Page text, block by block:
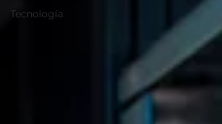
Tecnología